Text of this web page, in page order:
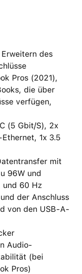
des
Pros (2021),
die über
verfügen,
(5 Gbit/S), 2x
1x 3.5
mit
96W und
und 60 Hz
der Anschluss
von den USB-A-
Audio-
(bei
Pros)